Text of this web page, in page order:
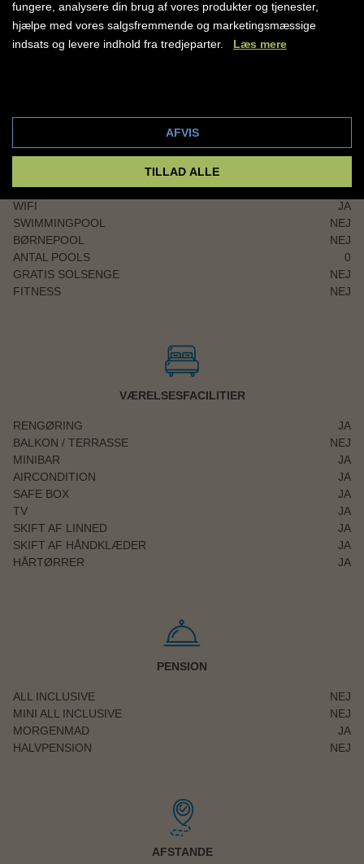
Få nyttige tips og praktisk information om rejsemålet
Se dine rejseoplysninger samlet ét sted
RESTAURANT
JA
ELEVATOR
NEJ
WIFI
JA
SWIMMINGPOOL
NEJ
BØRNEPOOL
NEJ
ANTAL POOLS
0
GRATIS SOLSENGE
NEJ
FITNESS
NEJ
VÆRELSESFACILITIER
RENGØRING
JA
BALKON / TERRASSE
NEJ
MINIBAR
JA
AIRCONDITION
JA
SAFE BOX
JA
TV
JA
SKIFT AF LINNED
JA
SKIFT AF HÅNDKLÆDER
JA
HÅRTØRRER
JA
PENSION
ALL INCLUSIVE
NEJ
MINI ALL INCLUSIVE
NEJ
MORGENMAD
JA
HALVPENSION
NEJ
AFSTANDE
fungere, analysere din brug af vores produkter og tjenester,
hjælpe med vores salgsfremmende og marketingsmæssige
indsats og levere indhold fra tredjeparter. Læs mere
AFVIS
TILLAD ALLE